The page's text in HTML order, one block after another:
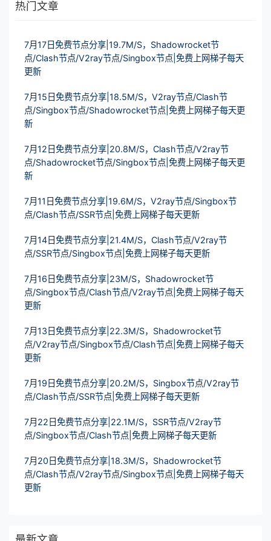
热门文章
7月17日免费节点分享|19.7M/S，Shadowrocket节
点/Clash节点/V2ray节点/Singbox节点|免费上网梯子每天
更新
7月15日免费节点分享|18.5M/S，V2ray节点/Clash节
点/Singbox节点/Shadowrocket节点|免费上网梯子每天更
新
7月12日免费节点分享|20.8M/S，Clash节点/V2ray节
点/Shadowrocket节点/Singbox节点|免费上网梯子每天更
新
7月11日免费节点分享|19.6M/S，V2ray节点/Singbox节
点/Clash节点/SSR节点|免费上网梯子每天更新
7月14日免费节点分享|21.4M/S，Clash节点/V2ray节
点/SSR节点/Singbox节点|免费上网梯子每天更新
7月16日免费节点分享|23M/S，Shadowrocket节
点/Singbox节点/Clash节点/V2ray节点|免费上网梯子每天
更新
7月13日免费节点分享|22.3M/S，Shadowrocket节
点/V2ray节点/Singbox节点/Clash节点|免费上网梯子每天
更新
7月19日免费节点分享|20.2M/S，Singbox节点/V2ray节
点/Clash节点/SSR节点|免费上网梯子每天更新
7月22日免费节点分享|22.1M/S，SSR节点/V2ray节
点/Singbox节点/Clash节点|免费上网梯子每天更新
7月20日免费节点分享|18.3M/S，Shadowrocket节
点/Clash节点/V2ray节点/Singbox节点|免费上网梯子每天
更新